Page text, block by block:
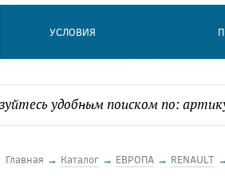
УСЛОВИЯ
Главная → Каталог → ЕВРОПА → RENAULT